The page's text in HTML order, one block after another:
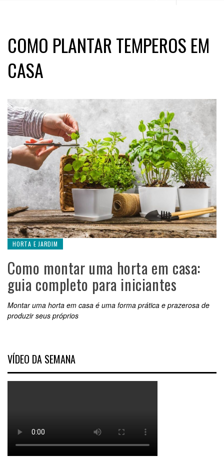
COMO PLANTAR TEMPEROS EM
CASA
HORTA E JARDIM
Como montar uma horta em casa:
guia completo para iniciantes
Montar uma horta em casa é uma forma prática e prazerosa de
produzir seus próprios
VÍDEO DA SEMANA